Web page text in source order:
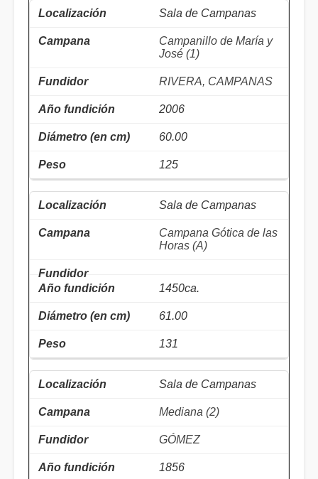
Sala de Campanas
Campanillo de María y
José (1)
RIVERA, CAMPANAS
2006
60.00
125
Sala de Campanas
Campana Gótica de las
Horas (A)
1450ca.
61.00
131
Sala de Campanas
Mediana (2)
GÓMEZ
1856